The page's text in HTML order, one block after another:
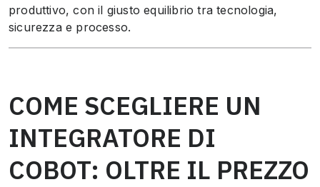
produttivo, con il giusto equilibrio tra tecnologia,
sicurezza e processo.
COME SCEGLIERE UN
INTEGRATORE DI
COBOT: OLTRE IL PREZZO